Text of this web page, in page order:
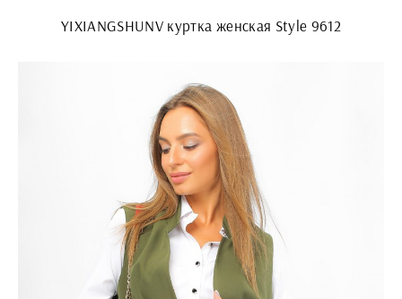
YIXIANGSHUNV куртка женская Style 9612